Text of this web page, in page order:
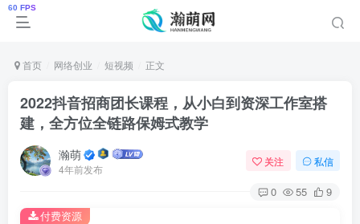
首页 网络创业 短视频 正文
2022抖音招商团长课程，从小白到资深工作室搭
建，全方位全链路保姆式教学
瀚萌
4年前发布
关注 私信
0 55 9
付费资源